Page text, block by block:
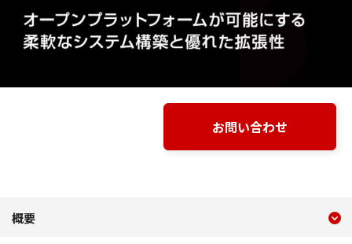
お問い合わせ
概要 ビデオ管理ソフトウ
概要